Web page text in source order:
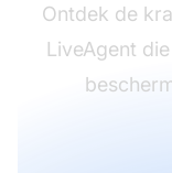
Ontdek de
LiveAgent